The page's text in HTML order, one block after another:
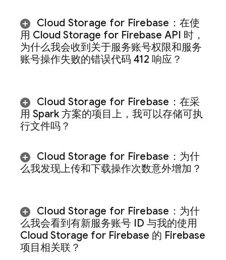
Cloud Storage for Firebase ：在使
用 Cloud Storage for Firebase API 时，
为什么我会收到关于服务账号权限和服务
账号操作失败的错误代码 412 响应？
Cloud Storage for Firebase ：在采
用 Spark 方案的项目上，我可以存储可执
行文件吗？
Cloud Storage for Firebase ：为什
么我发现上传和下载操作次数意外增加？
Cloud Storage for Firebase ：为什
么我会看到有新服务账号 ID 与我的使用
Cloud Storage for Firebase 的 Firebase
项目相关联？